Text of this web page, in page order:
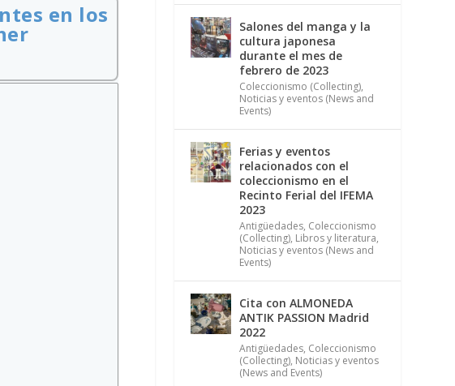
en los
Salones del manga y la
cultura japonesa
durante el mes de
febrero de 2023
Coleccionismo (Collecting),
Noticias y eventos (News and
Events)
Ferias y eventos
relacionados con el
coleccionismo en el
Recinto Ferial del IFEMA
2023
Antigüedades, Coleccionismo
(Collecting), Libros y literatura,
Noticias y eventos (News and
Events)
Cita con ALMONEDA
ANTIK PASSION Madrid
2022
Antigüedades, Coleccionismo
(Collecting), Noticias y eventos
(News and Events)